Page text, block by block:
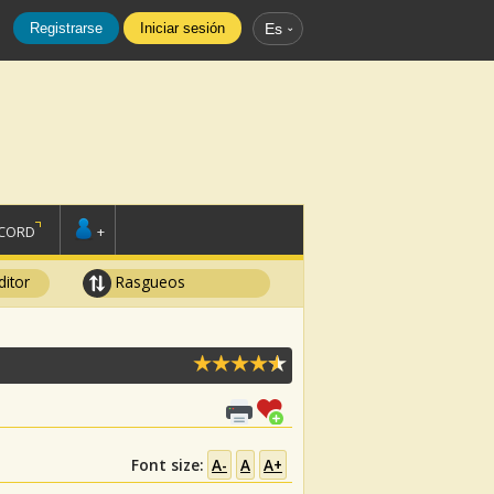
Registrarse Iniciar sesión Es
+
Rasgueos
Font size: A- A A+